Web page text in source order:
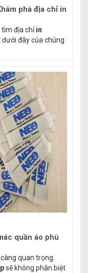
phá địa chỉ in
tìm địa chỉin
dưới đây của chúng
quần áo phù
quan trọng.
sẽ không phân biệt